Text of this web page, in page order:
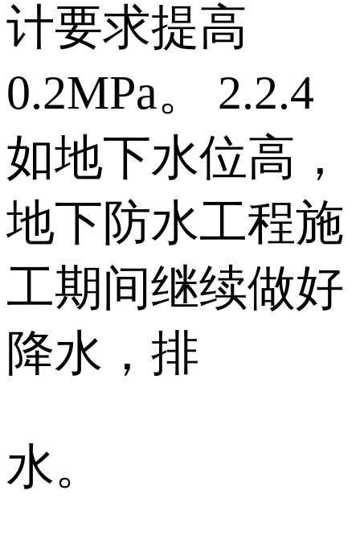
计要求提高
0.2MPa。 2.2.4
如地下水位高，
地下防水工程施
工期间继续做好
降水，排
水。